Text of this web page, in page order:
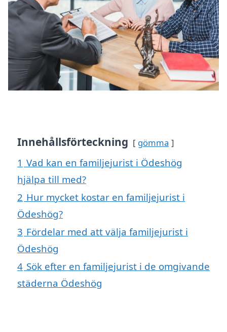
Innehållsförteckning gömma
1 Vad kan en familjejurist i Ödeshög
hjälpa till med?
2 Hur mycket kostar en familjejurist i
Ödeshög?
3 Fördelar med att välja familjejurist i
Ödeshög
4 Sök efter en familjejurist i de omgivande
städerna Ödeshög